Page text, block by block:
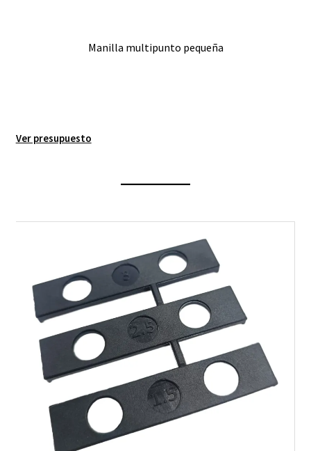
Manilla multipunto pequeña
Ver presupuesto